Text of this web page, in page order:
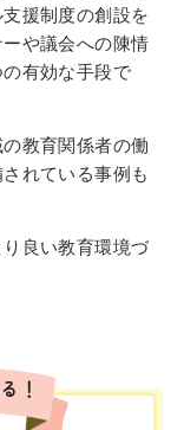
援制度の創設を
や議会への陳情
有効な手段で
教育関係者の働
れている事例も
良い教育環境づ
！